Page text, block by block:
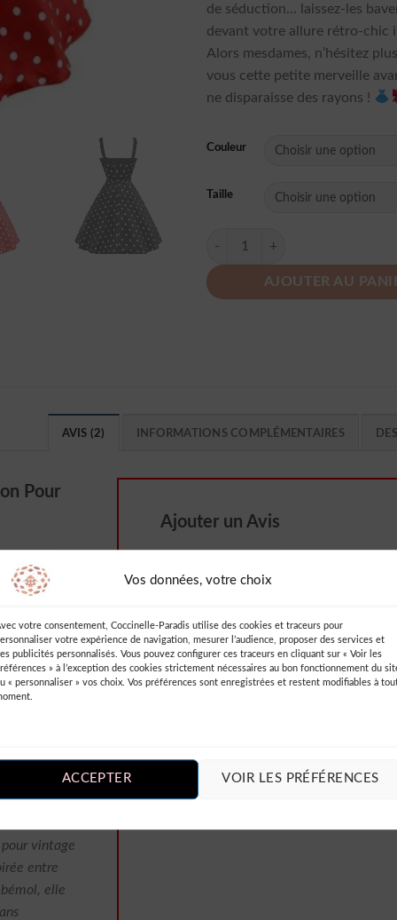
Vos données, votre choix
votre consentement, Coccinelle-Paradis utilise des cookies et traceurs pour
votre expérience de navigation, mesurer l’audience, proposer des services et
publicités personnalisés. Vous pouvez configurer ces traceurs en cliquant sur « Voir les
» à l’exception des cookies strictement nécessaires au bon fonctionnement du
« personnaliser » vos choix. Vos préférences sont enregistrées et restent modifiables à
ACCEPTER VOIR LES PRÉFÉRENCES
de séduction… laissez-les
devant votre allure rétro-chic
Alors mesdames, n’hésitez
vous cette petite merveille
ne disparaisse des rayons !
Couleur
Taille
quantité de Robe Manche Longue
AJOUTER AU
AVIS (2) INFORMATIONS COMPLÉMENTAIRES
Pour
mon achat
est tout
une
à toutes
Merci
pour vintage
entre
elle
Ajouter un Avis
un avis.